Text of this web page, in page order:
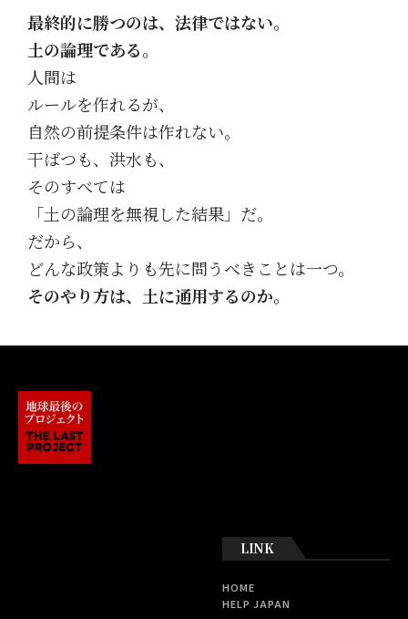
最終的に勝つのは、法律ではない。
土の論理である。
人間は
ルールを作れるが、
自然の前提条件は作れない。
干ばつも、洪水も、
そのすべては
「土の論理を無視した結果」だ。
だから、
どんな政策よりも先に問うべきことは一つ。
そのやり方は、土に通用するのか。
LINK
HOME
HELP JAPAN